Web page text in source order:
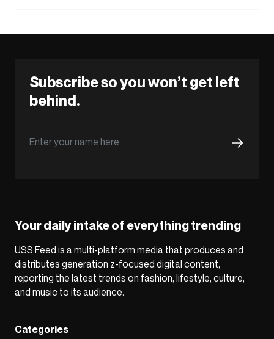
Subscribe so you won’t get left
behind.
Your daily intake of everything trending
USS Feed is a multi-platform media that produces and
distributes generation z-focused digital content,
reporting the latest trends on fashion, lifestyle, culture,
and music to its audience.
Categories